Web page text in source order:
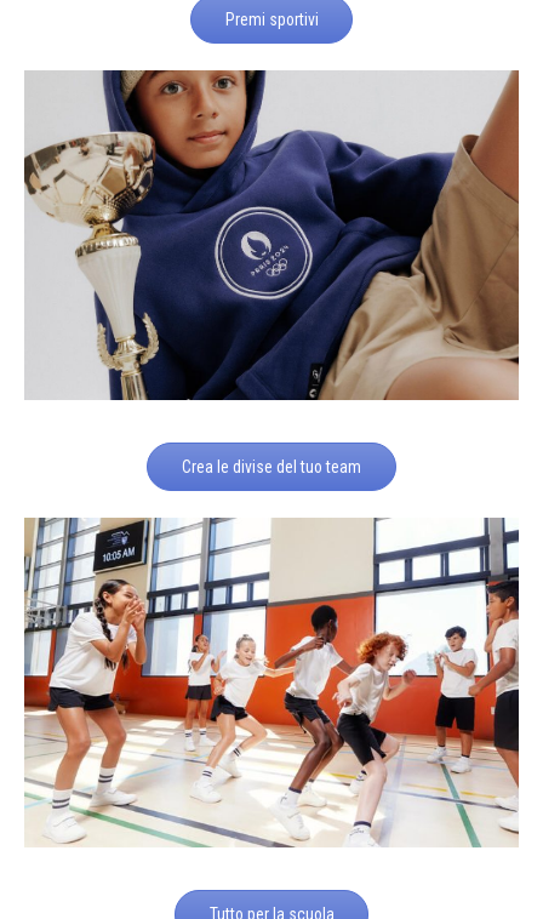
Premi sportivi
Crea le divise del tuo team
Tutto per la scuola